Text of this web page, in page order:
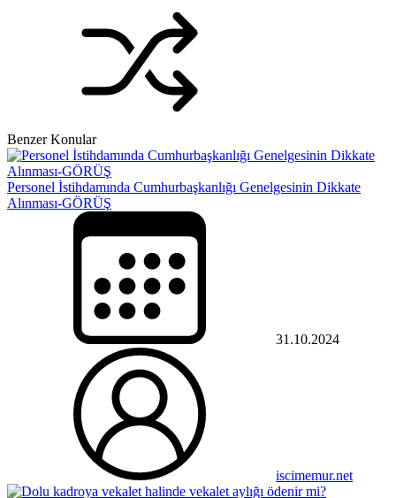
Benzer Konular
Personel İstihdamında Cumhurbaşkanlığı Genelgesinin Dikkate
Alınması-GÖRÜŞ
31.10.2024
iscimemur.net